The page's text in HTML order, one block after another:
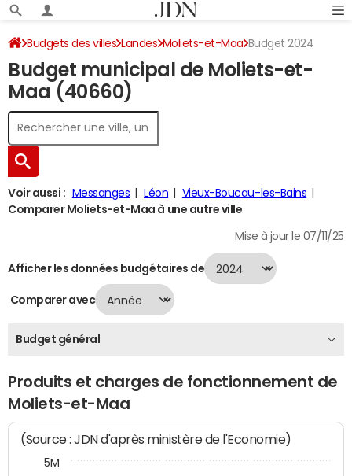
Budgets des villes Landes Moliets-et-Maa Budget 2024
Budget municipal de Moliets-et-
Maa (40660)
Voir aussi : Messanges Léon
Vieux-Boucau-les-Bains
Comparer Moliets-et-Maa à une autre ville
Mise à jour le 07/11/25
Afficher les données budgétaires de
Comparer avec
Budget général
Produits et charges de fonctionnement de
Moliets-et-Maa
(Source : JDN d'après ministère de l'Economie)
5M